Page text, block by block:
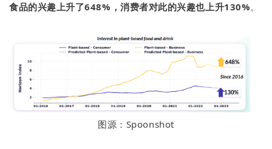
食品的兴趣上升了648%，消费者对此的兴趣也上升130%。
图源：Spoonshot